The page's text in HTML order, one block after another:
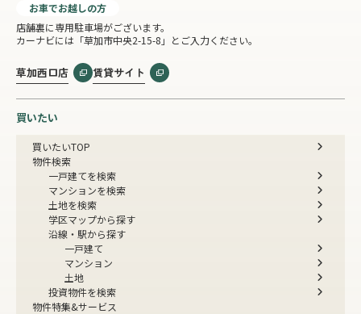
お車でお越しの方
店舗裏に専用駐車場がございます。
カーナビには「草加市中央2-15-8」とご入力ください。
草加西口店 賃貸サイト
買いたい
買いたいTOP
物件検索
一戸建てを検索
マンションを検索
土地を検索
学区マップから探す
沿線・駅から探す
一戸建て
マンション
土地
投資物件を検索
物件特集&サービス